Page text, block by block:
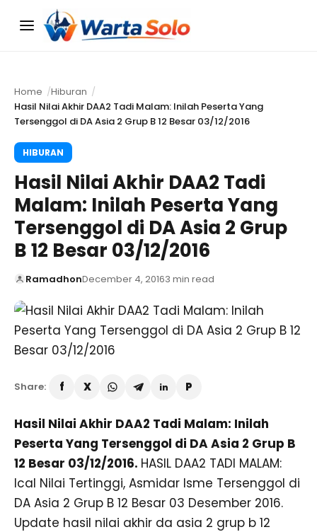
Menu
Home
Hiburan
Hasil Nilai Akhir DAA2 Tadi Malam: Inilah Peserta Yang
Tersenggol di DA Asia 2 Grup B 12 Besar 03/12/2016
HIBURAN
Hasil Nilai Akhir DAA2 Tadi
Malam: Inilah Peserta Yang
Tersenggol di DA Asia 2 Grup
B 12 Besar 03/12/2016
RamadhonDecember 4, 20163 min read
Share:
Hasil Nilai Akhir DAA2 Tadi Malam: Inilah
Peserta Yang Tersenggol di DA Asia 2 Grup B
12 Besar 03/12/2016. HASIL DAA2 TADI MALAM:
Ical Nilai Tertinggi, Asmidar Isme Tersenggol di
DA Asia 2 Grup B 12 Besar 03 Desember 2016.
Update hasil nilai akhir da asia 2 grup b 12